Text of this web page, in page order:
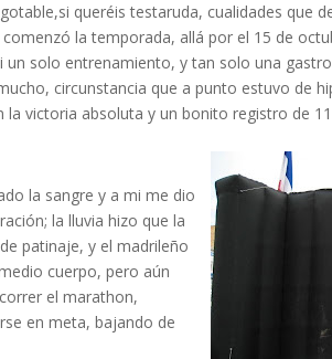
queréis testaruda, cualidades que
la temporada, allá por el 15 de
un solo entrenamiento, y tan solo una
circunstancia que a punto estuvo de
victoria absoluta y un bonito registro de
la sangre y a mi me dio
la lluvia hizo que la
patinaje, y el madrileño
cuerpo, pero aún
el marathon,
en meta, bajando de